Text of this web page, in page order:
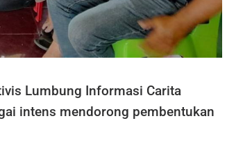
Lumbung Informasi Carita
intens mendorong pembentukan